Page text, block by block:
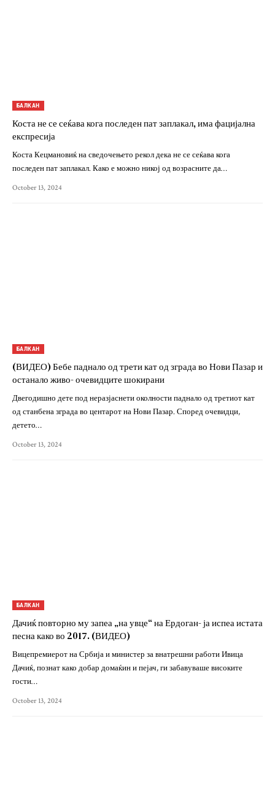
БАЛКАН
Коста не се сеќава кога последен пат заплакал, има фацијална
експресија
Коста Кецмановиќ на сведочењето рекол дека не се сеќава кога
последен пат заплакал. Како е можно никој од возрасните да…
October 13, 2024
БАЛКАН
(ВИДЕО) Бебе паднало од трети кат од зграда во Нови Пазар и
останало живо- очевидците шокирани
Двегодишно дете под неразјаснети околности паднало од третиот кат
од станбена зграда во центарот на Нови Пазар. Според очевидци,
детето…
October 13, 2024
БАЛКАН
Дачиќ повторно му запеа „на увце“ на Ердоган- ја испеа истата
песна како во 2017. (ВИДЕО)
Вицепремиерот на Србија и министер за внатрешни работи Ивица
Дачиќ, познат како добар домаќин и пејач, ги забавуваше високите
гости…
October 13, 2024